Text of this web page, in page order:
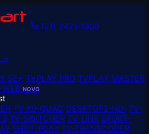
(21) 2421-1300
→
SE+ TVPLAY PRO TVPLAY MASTER
WEB NOVO
TV-X9-QUAD DESKTOP2-NDI TV-
TV-SWITCHER TV-LINK SPORT-
SHIFT-PLAY TV-TRANSCODER